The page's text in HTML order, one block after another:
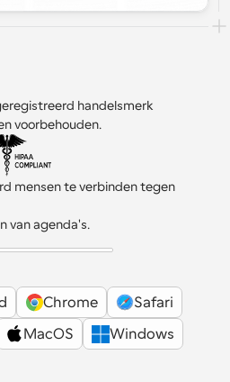
handelsmerk
voorbehouden.
mensen te verbinden tegen
van agenda's.
Chrome
Safari
MacOS
Windows